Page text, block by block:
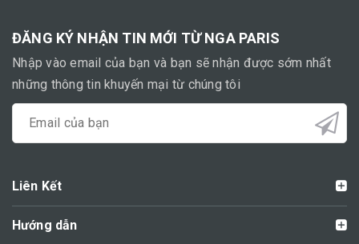
ĐĂNG KÝ NHẬN TIN MỚI TỪ NGA PARIS
Nhập vào email của bạn và bạn sẽ nhận được sớm nhất
những thông tin khuyến mại từ chúng tôi
Liên Kết
Hướng dẫn